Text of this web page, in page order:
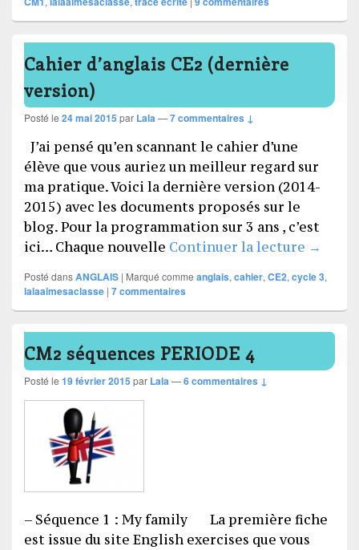
Cahier d’anglais CE2 (dernière
version)
Posté le 24 mai 2015 par Lala—7 commentaires ↓
J’ai pensé qu’en scannant le cahier d’une
élève que vous auriez un meilleur regard sur
ma pratique. Voici la dernière version (2014-
2015) avec les documents proposés sur le
blog. Pour la programmation sur 3 ans , c’est
ici… Chaque nouvelle Continuer la lecture Cahier
→
Posté dansANGLAIS | Marqué comme anglais, cahier, CE2, cycle 3,
lalaaimesaclasse | 7commentaires
CM2 séquences PERIODE 4
Posté le 19 février 2015 par Lala—6 commentaires ↓
– Séquence 1 : My family La première fiche
est issue du site English exercises que vous